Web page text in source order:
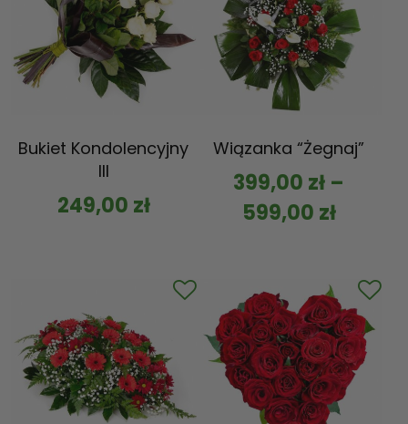
Bukiet Kondolencyjny
III
249,00 zł
Wiązanka “Żegnaj”
399,00 zł –
599,00 zł